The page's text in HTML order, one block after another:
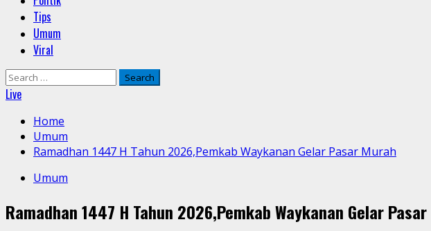
Tips
Umum
Viral
Search
for:
Live
Home
Umum
Ramadhan 1447 H Tahun 2026,Pemkab Waykanan Gelar Pasar Murah
Umum
Ramadhan 1447 H Tahun 2026,Pemkab Waykanan Gelar